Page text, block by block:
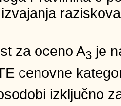
za oceno A3 je
cenovne
izključno